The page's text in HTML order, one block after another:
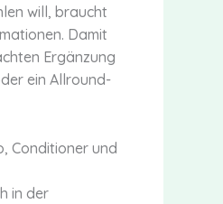
will, braucht
Damit
Ergänzung
ein Allround-
Conditioner und
in der